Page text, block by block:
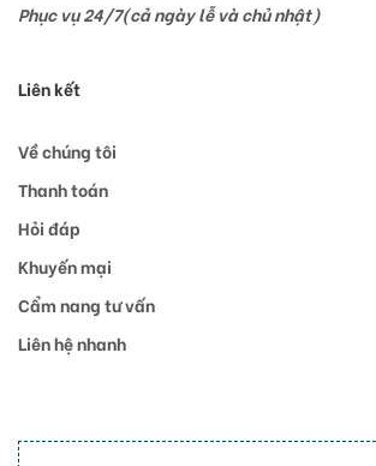
Phục vụ 24/7(cả ngày lễ và chủ nhật)
Liên kết
Về chúng tôi
Thanh toán
Hỏi đáp
Khuyến mại
Cẩm nang tư vấn
Liên hệ nhanh